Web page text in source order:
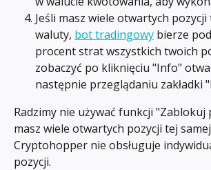
Jeśli masz wiele otwartych pozycji
waluty, bot tradingowy bierze
procent strat wszystkich twoich
zobaczyć po kliknięciu "Info"
następnie przeglądaniu zakładki
Radzimy nie używać funkcji "Zablokuj
masz wiele otwartych pozycji tej
Cryptohopper nie obsługuje
pozycji.